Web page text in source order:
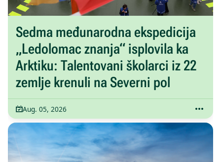
Sedma međunarodna ekspedicija
„Ledolomac znanja“ isplovila ka
Arktiku: Talentovani školarci iz 22
zemlje krenuli na Severni pol
Aug. 05, 2026